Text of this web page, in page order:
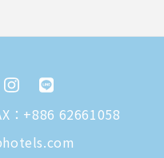
：+886 62661058